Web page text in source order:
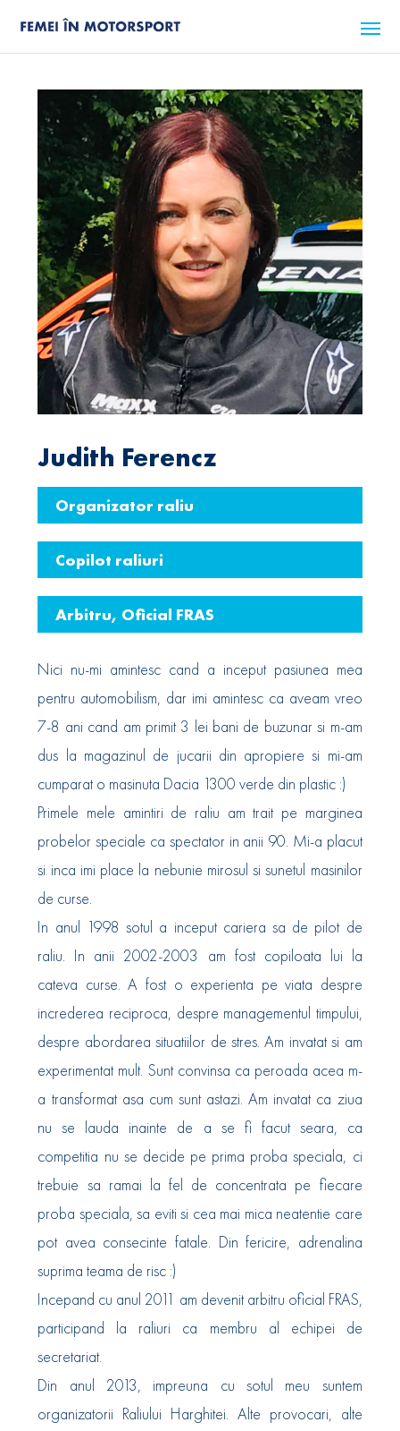
Judith Ferencz
Organizator raliu
Copilot raliuri
Arbitru, Oficial FRAS
Nici nu-mi amintesc cand a inceput pasiunea mea
pentru automobilism, dar imi amintesc ca aveam vreo
7-8 ani cand am primit 3 lei bani de buzunar si m-am
dus la magazinul de jucarii din apropiere si mi-am
cumparat o masinuta Dacia 1300 verde din plastic :)
Primele mele amintiri de raliu am trait pe marginea
probelor speciale ca spectator in anii 90. Mi-a placut
si inca imi place la nebunie mirosul si sunetul masinilor
de curse.
In anul 1998 sotul a inceput cariera sa de pilot de
raliu. In anii 2002-2003 am fost copiloata lui la
cateva curse. A fost o experienta pe viata despre
increderea reciproca, despre managementul timpului,
despre abordarea situatiilor de stres. Am invatat si am
experimentat mult. Sunt convinsa ca peroada acea m-
a transformat asa cum sunt astazi. Am invatat ca ziua
nu se lauda inainte de a se fi facut seara, ca
competitia nu se decide pe prima proba speciala, ci
trebuie sa ramai la fel de concentrata pe fiecare
proba speciala, sa eviti si cea mai mica neatentie care
pot avea consecinte fatale. Din fericire, adrenalina
suprima teama de risc :)
Incepand cu anul 2011 am devenit arbitru oficial FRAS,
participand la raliuri ca membru al echipei de
secretariat.
Din anul 2013, impreuna cu sotul meu suntem
organizatorii Raliului Harghitei. Alte provocari, alte